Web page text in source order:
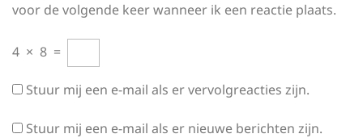
voor de volgende keer wanneer ik een reactie plaats.
4 × 8 =
Stuur mij een e-mail als er vervolgreacties zijn.
Stuur mij een e-mail als er nieuwe berichten zijn.